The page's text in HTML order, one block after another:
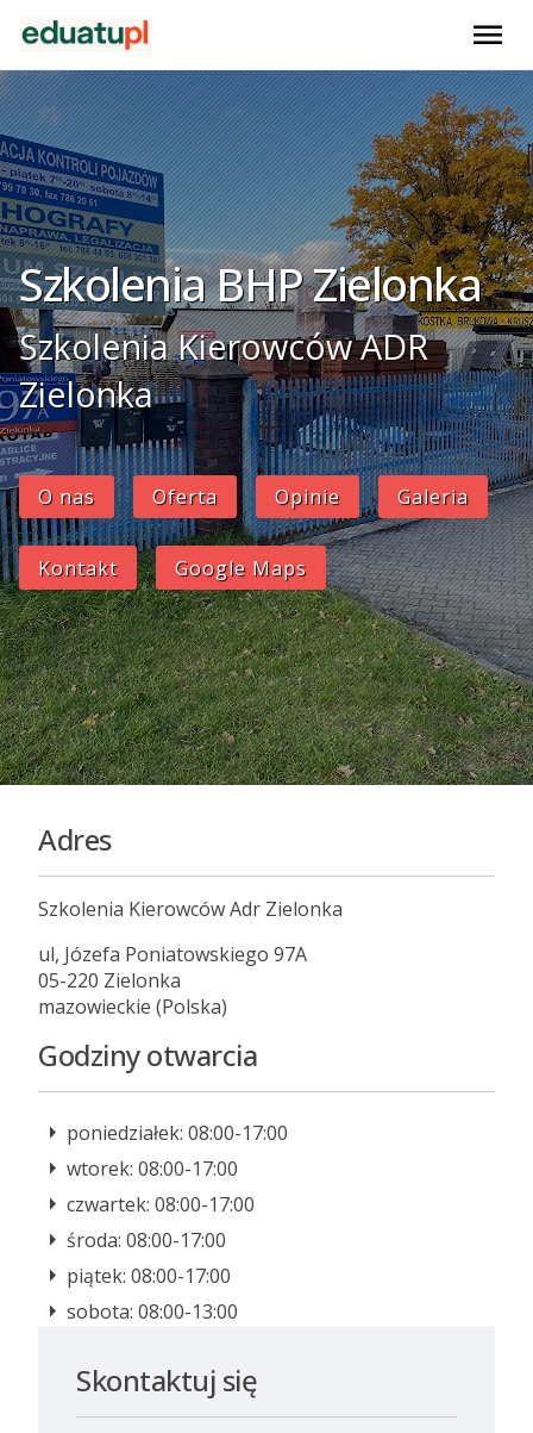
menu
Szkolenia BHP Zielonka
Szkolenia Kierowców ADR
Zielonka
O nas Oferta Opinie Galeria
Kontakt Google Maps
Adres
Szkolenia Kierowców Adr Zielonka
ul, Józefa Poniatowskiego 97A
05-220 Zielonka
mazowieckie (Polska)
Godziny otwarcia
poniedziałek: 08:00-17:00
wtorek: 08:00-17:00
czwartek: 08:00-17:00
środa: 08:00-17:00
piątek: 08:00-17:00
sobota: 08:00-13:00
Skontaktuj się